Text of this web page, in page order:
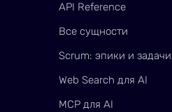
API Reference
Все сущности
Scrum: эпики и задачи
Web Search для AI
MCP для AI